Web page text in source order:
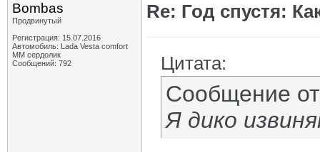
Bombas
Продвинутый
Регистрация: 15.07.2016
Автомобиль: Lada Vesta comfort
MM сердолик
Сообщений: 792
Re: Год спустя:
Цитата:
Сообщение
Я дико